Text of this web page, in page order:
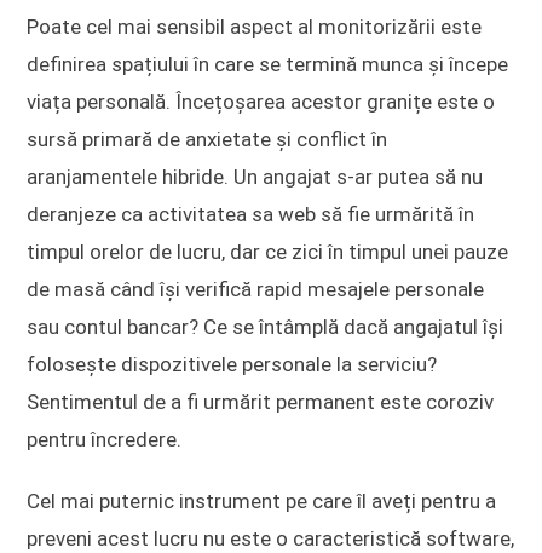
Poate cel mai sensibil aspect al monitorizării este
definirea spațiului în care se termină munca și începe
viața personală. Încețoșarea acestor granițe este o
sursă primară de anxietate și conflict în
aranjamentele hibride. Un angajat s-ar putea să nu
deranjeze ca activitatea sa web să fie urmărită în
timpul orelor de lucru, dar ce zici în timpul unei pauze
de masă când își verifică rapid mesajele personale
sau contul bancar? Ce se întâmplă dacă angajatul își
folosește dispozitivele personale la serviciu?
Sentimentul de a fi urmărit permanent este coroziv
pentru încredere.
Cel mai puternic instrument pe care îl aveți pentru a
preveni acest lucru nu este o caracteristică software,